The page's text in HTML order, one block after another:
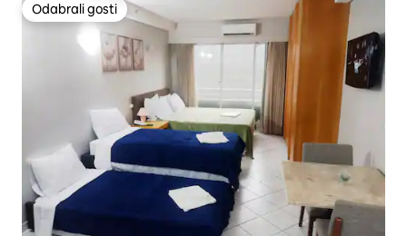
Odabrali gosti
Odabrali gosti